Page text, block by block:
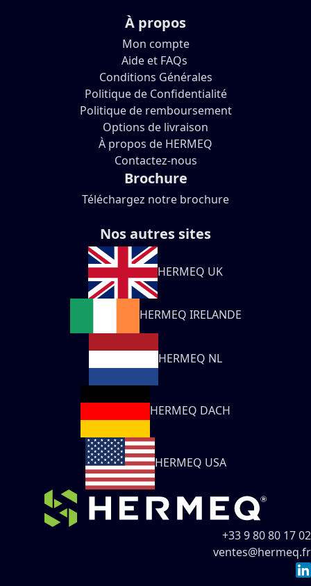
À propos
Mon compte
Aide et FAQs
Conditions Générales
Politique de Confidentialité
Politique de remboursement
Options de livraison
À propos de HERMEQ
Contactez-nous
Brochure
Téléchargez notre brochure
Nos autres sites
HERMEQ UK
HERMEQ IRELANDE
HERMEQ NL
HERMEQ DACH
HERMEQ USA
+33 9 80 80 17 02
ventes@hermeq.fr